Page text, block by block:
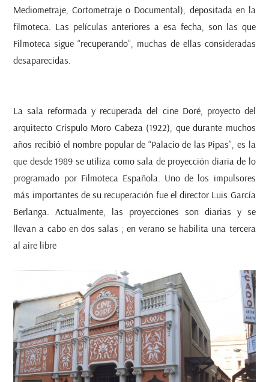
Mediometraje, Cortometraje o Documental), depositada en la
filmoteca. Las películas anteriores a esa fecha, son las que
Filmoteca sigue “recuperando”, muchas de ellas consideradas
desaparecidas.
La sala reformada y recuperada del cine Doré, proyecto del
arquitecto Críspulo Moro Cabeza (1922), que durante muchos
años recibió el nombre popular de “Palacio de las Pipas”, es la
que desde 1989 se utiliza como sala de proyección diaria de lo
programado por Filmoteca Española. Uno de los impulsores
más importantes de su recuperación fue el director Luis García
Berlanga. Actualmente, las proyecciones son diarias y se
llevan a cabo en dos salas ; en verano se habilita una tercera
al aire libre